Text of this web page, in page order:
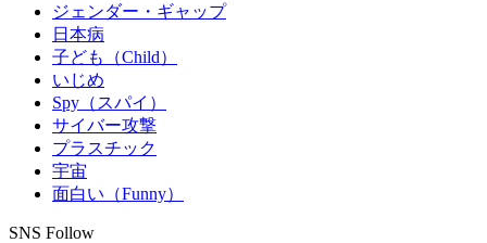
ジェンダー・ギャップ
日本病
子ども（Child）
いじめ
Spy（スパイ）
サイバー攻撃
プラスチック
宇宙
面白い（Funny）
SNS Follow